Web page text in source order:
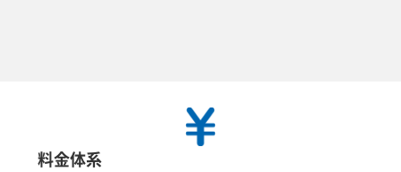
料金体系